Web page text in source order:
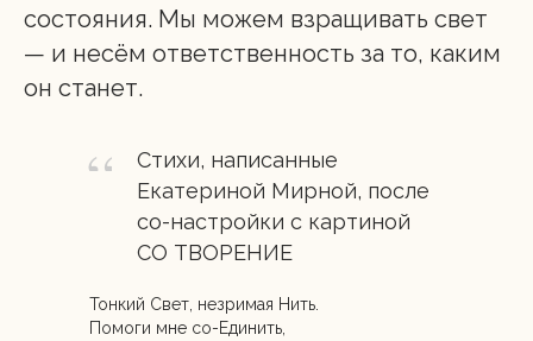
состояния. Мы можем взращивать свет
— и несём ответственность за то, каким
он станет.
Стихи, написанные
Екатериной Мирной, после
со-настройки с картиной
СО ТВОРЕНИЕ
Тонкий Свет, незримая Нить.
Помоги мне со-Единить,